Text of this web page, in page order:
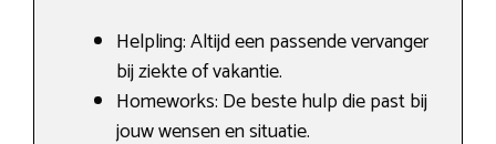
Helpling: Altijd een passende vervanger
bij ziekte of vakantie.
Homeworks: De beste hulp die past bij
jouw wensen en situatie.